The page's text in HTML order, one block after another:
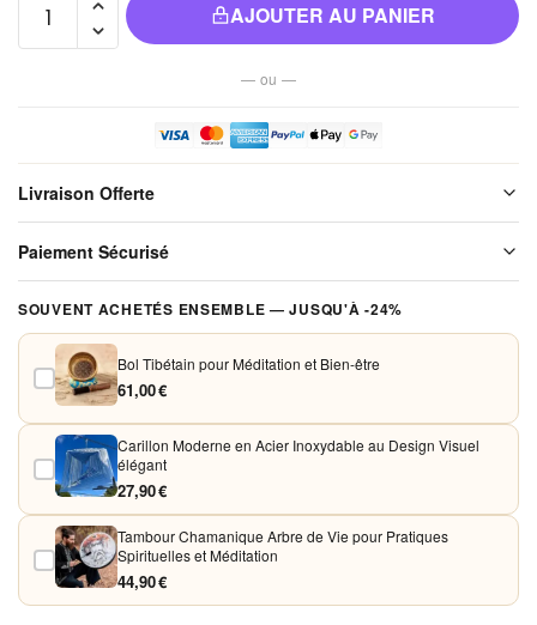
de Carillon
Jardin et
Balcon
AJOUTER AU PANIER
— ou —
Livraison Offerte
soigneusement emballé avant expédition. Aucun frais de port, jamais.
Paiement Sécurisé
acceptons Visa, Mastercard, PayPal et Apple Pay. Aucune donnée
bancaire n'est conservée sur nos serveurs.
SOUVENT ACHETÉS ENSEMBLE — JUSQU'À -24%
Bol Tibétain pour Méditation et Bien-être
61,00 €
Carillon Moderne en Acier Inoxydable au Design Visuel
élégant
27,90 €
Tambour Chamanique Arbre de Vie pour Pratiques
Spirituelles et Méditation
44,90 €